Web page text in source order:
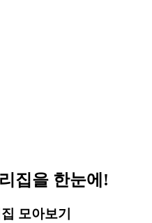
모아보기